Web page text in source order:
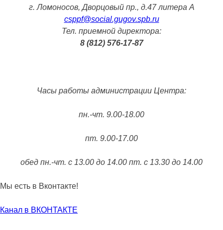
г. Ломоносов, Дворцовый пр., д.47 литера А
csppf@social.gugov.spb.ru
Тел. приемной директора:
8 (812) 576-17-87
Часы работы администрации Центра:
пн.-чт. 9.00-18.00
пт. 9.00-17.00
обед пн.-чт. с 13.00 до 14.00 пт. с 13.30 до 14.00
Мы есть в Вконтакте!
Канал в ВКОНТАКТЕ